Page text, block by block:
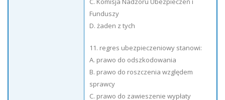
Funduszy
D. żaden z tych
11. regres ubezpieczeniowy stanowi:
A. prawo do odszkodowania
B. prawo do roszczenia względem
sprawcy
C. prawo do zawieszenie wypłaty